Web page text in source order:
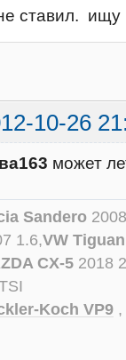
ставил. ищу
10-26
может
Sandero
1.6,VW
CX-5 2018
Koch VP9 ,